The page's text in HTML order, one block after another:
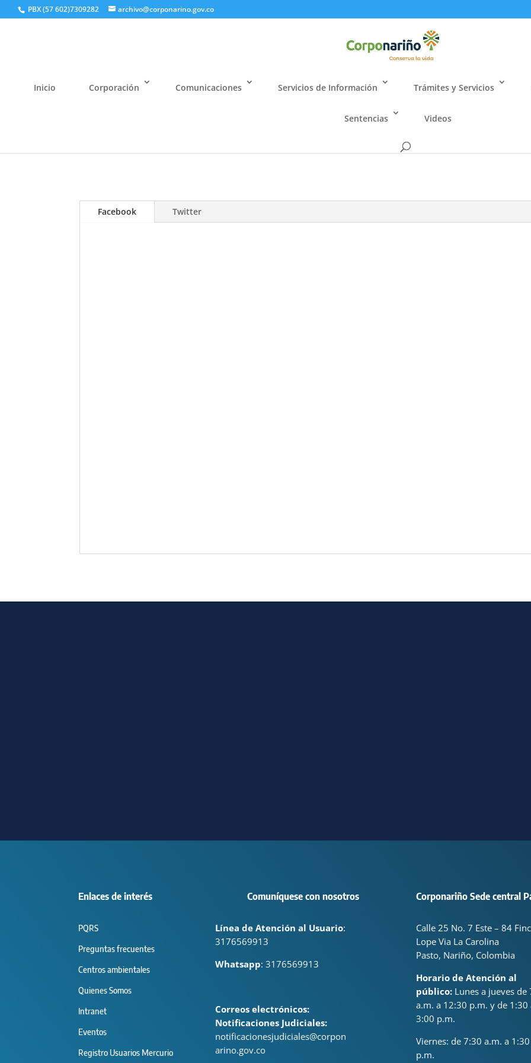
PBX (57 602)7309282 archivo@corponarino.gov.co
Inicio Corporación Comunicaciones Servicios de Información Trámites y Servicios
Sentencias Videos
Facebook Twitter
Enlaces de interés
PQRS
Preguntas frecuentes
Centros ambientales
Quienes Somos
Intranet
Eventos
Registro Usuarios Mercurio
Comuníquese con nosotros
Línea de Atención al Usuario:
3176569913
Whatsapp: 3176569913
Correos electrónicos:
Notificaciones Judiciales:
notificacionesjudiciales@corpon
arino.gov.co
Corponariño Sede central
Calle 25 No. 7 Este – 84
Lope Via La Carolina
Pasto, Nariño, Colombia
Horario de Atención al
público:Lunes a jueves de
a.m. a 12:30 p.m. y de 1:30
3:00 p.m.
Viernes: de 7:30 a.m. a 1:30
p.m.